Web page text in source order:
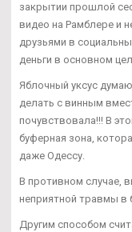
закрытии прошлой
видео на Рамблере и
друзьями в
деньги в основном
Яблочный уксус
делать с винным
почувствовала!!! В
буферная зона,
даже Одессу.
В противном случае,
неприятной травмы в
Другим способом